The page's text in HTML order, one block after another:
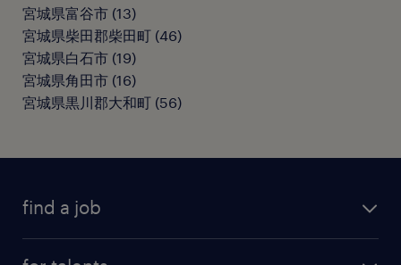
宮城県富谷市 (13)
宮城県柴田郡柴田町 (46)
宮城県白石市 (19)
宮城県角田市 (16)
宮城県黒川郡大和町 (56)
find a job